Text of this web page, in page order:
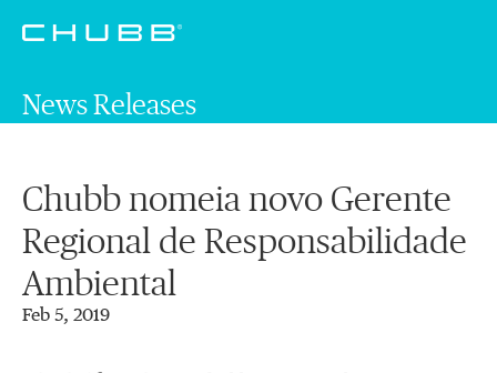
News Releases
Chubb nomeia novo Gerente
Regional de Responsabilidade
Ambiental
Feb 5, 2019